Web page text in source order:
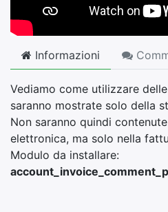
Informazioni
Vediamo come utilizzare
saranno mostrate solo della
Non saranno quindi
elettronica, ma solo nella
Modulo da installare: